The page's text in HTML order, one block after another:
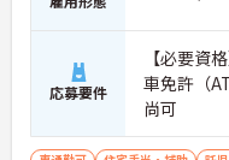
応募要件
【必要資
車免許（
尚可